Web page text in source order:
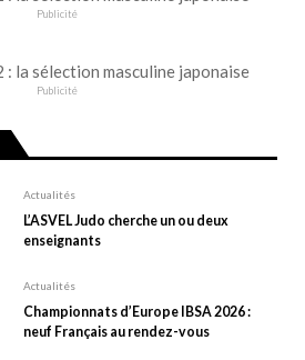
Publicité
Publicité
Actualités
L’ASVEL Judo cherche un ou deux
enseignants
Actualités
Championnats d’Europe IBSA 2026 :
neuf Français au rendez-vous